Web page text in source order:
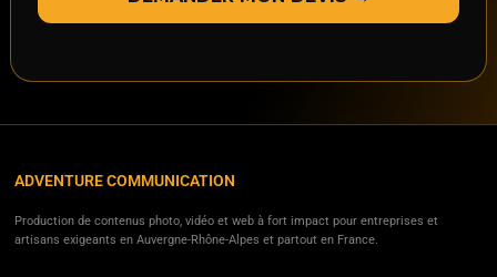
ADVENTURE COMMUNICATION
Production de contenus photo, vidéo et web à fort impact pour entreprises et
artisans exigeants en Auvergne-Rhône-Alpes et partout en France.